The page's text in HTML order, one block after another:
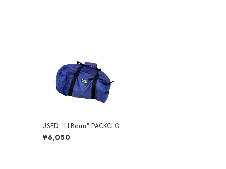
USED "LLBean" PACKCLOT
H DUFFLE
¥6,050